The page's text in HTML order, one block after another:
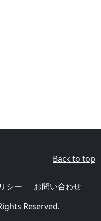
Back to top
シー
お問い合わせ
Reserved.